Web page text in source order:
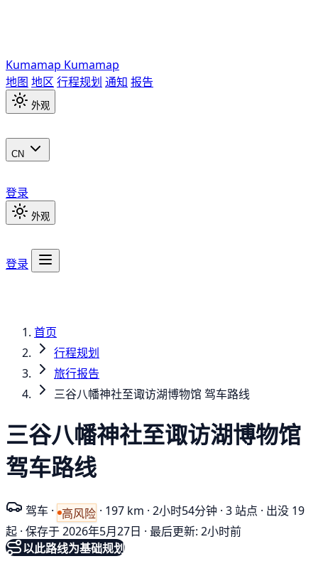
Kumamap Kumamap
地图 地区 行程规划 通知 报告
外观
CN
登录
外观
登录
首页
行程规划
旅行报告
三谷八幡神社至诹访湖博物馆 驾车路线
三谷八幡神社至诹访湖博物馆
驾车路线
驾车 · 高风险 · 197 km · 2小时54分钟 · 3 站点 · 出没 19
起 · 保存于 2026年5月27日 · 最后更新: 2小时前
以此路线为基础规划